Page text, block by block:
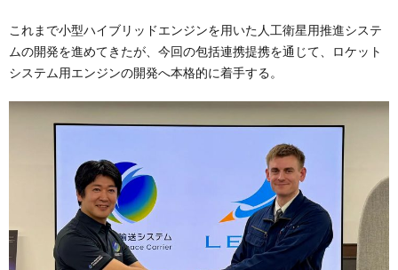
これまで小型ハイブリッドエンジンを用いた人工衛星用推進システ
ムの開発を進めてきたが、今回の包括連携提携を通じて、ロケット
システム用エンジンの開発へ本格的に着手する。